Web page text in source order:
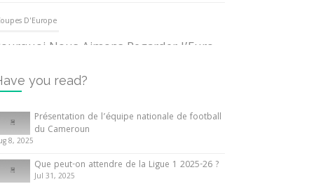
D'Europe
Nous Aimons Regarder l’Euro
June 2024
Internationales
ce que vous devez savoir sur la
d’Afrique des Nations
10 May 2024
you read?
Présentation de l’équipe nationale de football
du Cameroun
8, 2025
Que peut-on attendre de la Ligue 1 2025-26 ?
Jul 31, 2025